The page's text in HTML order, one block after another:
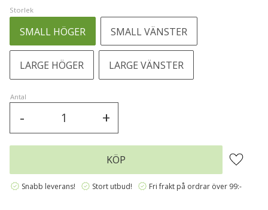
Storlek
SMALL HÖGER SMALL VÄNSTER
LARGE HÖGER LARGE VÄNSTER
Antal
+
-
KÖP Lägg till
verified Snabb leverans! verified Stort utbud! verified Fri frakt på ordrar över 99:-